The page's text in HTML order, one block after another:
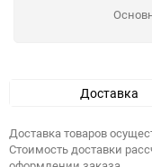
Доставка
Доставка товаров
Стоимость доставки